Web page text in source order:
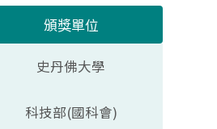
頒獎單位
史丹佛大學
科技部(國科會)